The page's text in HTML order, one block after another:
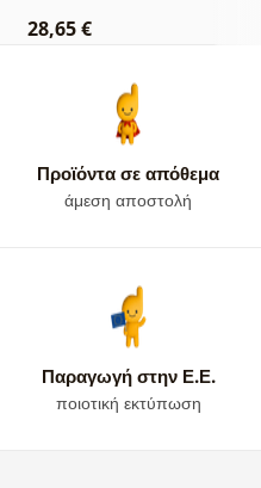
28,65 €
Προϊόντα σε απόθεμα
άμεση αποστολή
Παραγωγή στην Ε.Ε.
ποιοτική εκτύπωση